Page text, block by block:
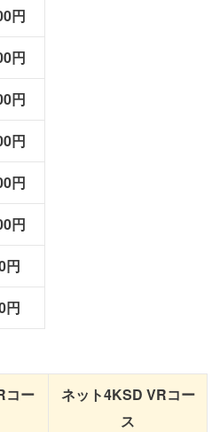
円
円
円
円
円
円
円
円
コー
ネット4KSD VRコー
ス